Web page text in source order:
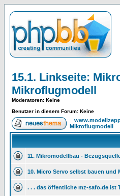
15.1. Linkseite:
Mikroflugmodell
Moderatoren: Keine
Benutzer in diesem Forum: Keine
Mikroflugmodell
11. Mikromodellbau -
10. Micro Servo selbst bauen und
. . . das öffentliche mz-safo.de ist